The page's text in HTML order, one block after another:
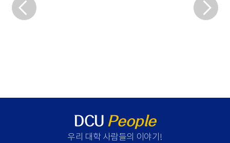
DCU People
우리 대학 사람들의 이야기 !